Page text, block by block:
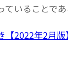
いることであ
2022年2月版